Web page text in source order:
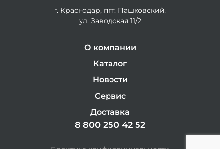
г. Краснодар, пгт. Пашковский,
ул. Заводская 11/2
О компании
Каталог
Новости
Сервис
Доставка
8 800 250 42 52